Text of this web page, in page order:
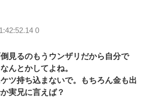
0
見るのもうウンザリだから自分で
んとかしてよね。
ツ持ち込まないで。もちろん金も出
実兄に言えば？